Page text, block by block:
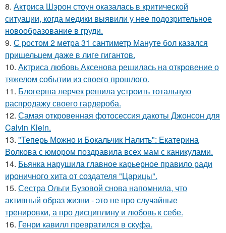
8. Актриса Шэрон стоун оказалась в критической
ситуации, когда медики выявили у нее подозрительное
новообразование в груди.
9. С ростом 2 метра 31 сантиметр Мануте бол казался
пришельцем даже в лиге гигантов.
10. Актриса любовь Аксенова решилась на откровение о
тяжелом событии из своего прошлого.
11. Блогерша лерчек решила устроить тотальную
распродажу своего гардероба.
12. Самая откровенная фотосессия дакоты Джонсон для
Calvin Klein.
13. "Теперь Можно и Бокальчик Налить": Екатерина
Волкова с юмором поздравила всех мам с каникулами.
14. Бьянка нарушила главное карьерное правило ради
ироничного хита от создателя "Царицы".
15. Сестра Ольги Бузовой снова напомнила, что
активный образ жизни - это не про случайные
тренировки, а про дисциплину и любовь к себе.
16. Генри кавилл превратился в скуфа.